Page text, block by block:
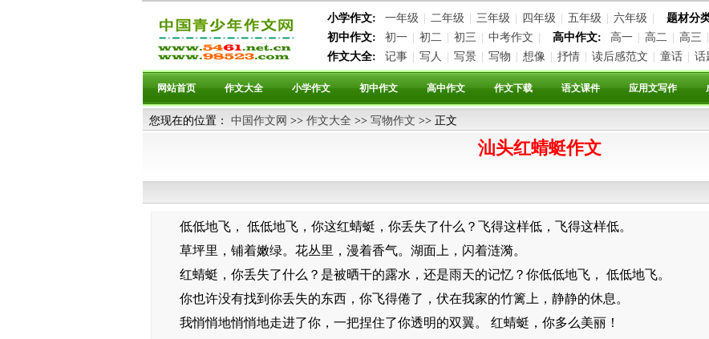
小学作文: 一年级 二年级 三年级 四年级 五年级 六年级 题材分
初中作文:
初一 初二 初三 中考作文 高中作文: 高一 高二 高三
作文大全:
记事 写人 写景 写物 想像 抒情 读后感范文 童话 话
网站首页 作文大全 小学作文 初中作文 高中作文 作文下载 语文课件 应用文写作
您现在的位置： 中国作文网 >> 作文大全 >> 写物作文 >> 正文
汕头红蜻蜓作文
低低地飞， 低低地飞，你这红蜻蜓，你丢失了什么？飞得这样低，飞得这样低。
草坪里，铺着嫩绿。花丛里，漫着香气。湖面上，闪着涟漪。
红蜻蜓，你丢失了什么？是被晒干的露水，还是雨天的记忆？你低低地飞， 低低地飞。
你也许没有找到你丢失的东西，你飞得倦了，伏在我家的竹篱上，静静的休息。
我悄悄地悄悄地走进了你，一把捏住了你透明的双翼。 红蜻蜓，你多么美丽！